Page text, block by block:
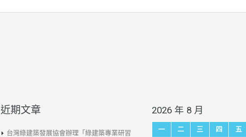
近期文章
台灣綠建築發展協會辦理「綠建築專業研習
2026 年 8 月
一 二 三 四 五